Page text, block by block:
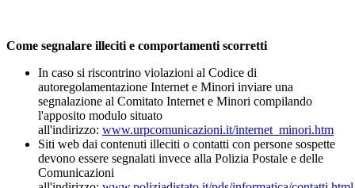
Come segnalare illeciti e comportamenti scorretti
In caso si riscontrino violazioni al Codice di
autoregolamentazione Internet e Minori inviare una
segnalazione al Comitato Internet e Minori compilando
l'apposito modulo situato
all'indirizzo: www.urpcomunicazioni.it/internet_minori.htm
Siti web dai contenuti illeciti o contatti con persone sospette
devono essere segnalati invece alla Polizia Postale e delle
Comunicazioni